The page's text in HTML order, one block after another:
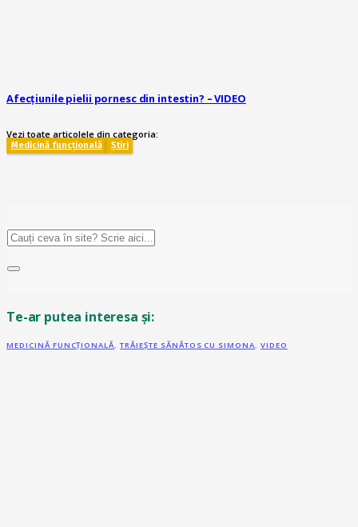
Afecțiunile pielii pornesc din intestin? – VIDEO
Vezi toate articolele din categoria:
Medicină funcțională Știri
Te-ar putea interesa și:
MEDICINĂ FUNCȚIONALĂ,TRĂIEȘTE SĂNĂTOS CU SIMONA,VIDEO